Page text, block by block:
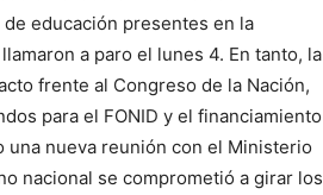
educación presentes en la
a paro el lunes 4. En tanto, la
frente al Congreso de la Nación,
para el FONID y el financiamiento
una nueva reunión con el Ministerio
nacional se comprometió a girar los